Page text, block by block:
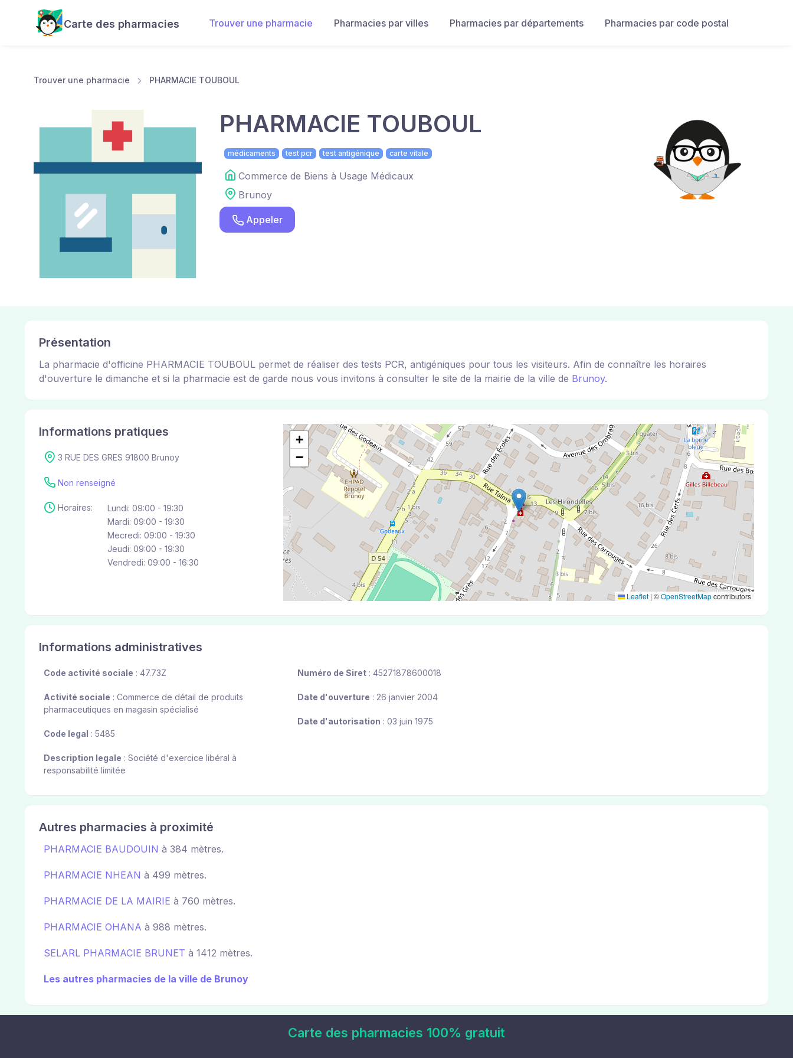
Carte des pharmacies Trouver une pharmacie Pharmacies par villes Pharmacies par départements Pharmacies par code postal
Trouver une pharmacie PHARMACIE TOUBOUL
PHARMACIE TOUBOUL
médicaments test pcr test antigénique carte vitale
Commerce de Biens à Usage Médicaux
Brunoy
Appeler
Présentation
La pharmacie d'officine PHARMACIE TOUBOUL permet de réaliser des tests PCR, antigéniques pour tous les visiteurs. Afin de connaître les horaires
d'ouverture le dimanche et si la pharmacie est de garde nous vous invitons à consulter le site de la mairie de la ville de Brunoy.
Informations pratiques
3 RUE DES GRES 91800 Brunoy
Non renseigné
Horaires:
Lundi: 09:00 - 19:30
Mardi: 09:00 - 19:30
Mecredi: 09:00 - 19:30
Jeudi: 09:00 - 19:30
Vendredi: 09:00 - 16:30
+
−
Leaflet | ©OpenStreetMapcontributors
Informations administratives
Code activité sociale : 47.73Z
Activité sociale : Commerce de détail de produits
pharmaceutiques en magasin spécialisé
Code legal : 5485
Description legale : Société d'exercice libéral à
responsabilité limitée
Numéro de Siret : 45271878600018
Date d'ouverture : 26 janvier 2004
Date d'autorisation : 03 juin 1975
Autres pharmacies à proximité
PHARMACIE BAUDOUIN à 384 mètres.
PHARMACIE NHEAN à 499 mètres.
PHARMACIE DE LA MAIRIE à 760 mètres.
PHARMACIE OHANA à 988 mètres.
SELARL PHARMACIE BRUNET à 1412 mètres.
Les autres pharmacies de la ville de Brunoy
Carte des pharmacies 100% gratuit